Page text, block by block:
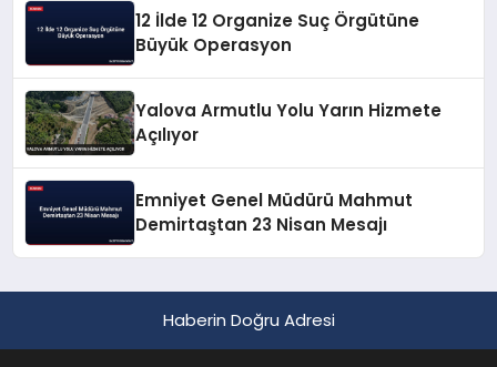
12 İlde 12 Organize Suç Örgütüne
Büyük Operasyon
Yalova Armutlu Yolu Yarın Hizmete
Açılıyor
Emniyet Genel Müdürü Mahmut
Demirtaştan 23 Nisan Mesajı
Haberin Doğru Adresi